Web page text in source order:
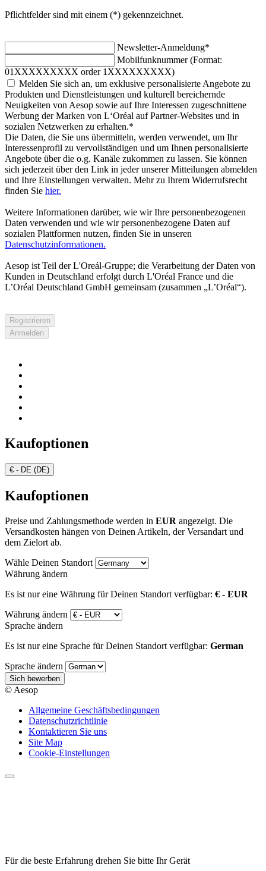
Pflichtfelder sind mit einem (*) gekennzeichnet.
Newsletter-Anmeldung*
Mobilfunknummer (Format:
01XXXXXXXXX order 1XXXXXXXXX)
Melden Sie sich an, um exklusive personalisierte Angebote zu
Produkten und Dienstleistungen und kulturell bereichernde
Neuigkeiten von Aesop sowie auf Ihre Interessen zugeschnittene
Werbung der Marken von L‘Oréal auf Partner-Websites und in
sozialen Netzwerken zu erhalten.*
Die Daten, die Sie uns übermitteln, werden verwendet, um Ihr
Interessenprofil zu vervollständigen und um Ihnen personalisierte
Angebote über die o.g. Kanäle zukommen zu lassen. Sie können
sich jederzeit über den Link in jeder unserer Mitteilungen abmelden
und Ihre Einstellungen verwalten. Mehr zu Ihrem Widerrufsrecht
finden Sie hier.
Weitere Informationen darüber, wie wir Ihre personenbezogenen
Daten verwenden und wie wir personenbezogene Daten auf
sozialen Plattformen nutzen, finden Sie in unseren
Datenschutzinformationen.
Aesop ist Teil der L'Oreál-Gruppe; die Verarbeitung der Daten von
Kunden in Deutschland erfolgt durch L'Oréal France und die
L’Oréal Deutschland GmbH gemeinsam (zusammen „L’Oréal“).
Registrieren
Anmelden
Kaufoptionen
€ - DE (DE)
Kaufoptionen
Preise und Zahlungsmethode werden in EUR angezeigt. Die
Versandkosten hängen von Deinen Artikeln, der Versandart und
dem Zielort ab.
Wähle Deinen Standort
Währung ändern
Es ist nur eine Währung für Deinen Standort verfügbar: € - EUR
Währung ändern
Sprache ändern
Es ist nur eine Sprache für Deinen Standort verfügbar: German
Sprache ändern
Sich bewerben
© Aesop
Allgemeine Geschäftsbedingungen
Datenschutzrichtlinie
Kontaktieren Sie uns
Site Map
Cookie-Einstellungen
Für die beste Erfahrung drehen Sie bitte Ihr Gerät